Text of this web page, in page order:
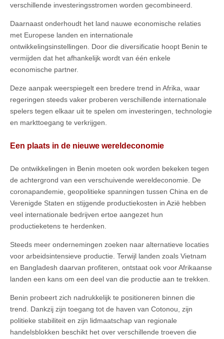
verschillende investeringsstromen worden gecombineerd.
Daarnaast onderhoudt het land nauwe economische relaties
met Europese landen en internationale
ontwikkelingsinstellingen. Door die diversificatie hoopt Benin te
vermijden dat het afhankelijk wordt van één enkele
economische partner.
Deze aanpak weerspiegelt een bredere trend in Afrika, waar
regeringen steeds vaker proberen verschillende internationale
spelers tegen elkaar uit te spelen om investeringen, technologie
en markttoegang te verkrijgen.
Een plaats in de nieuwe wereldeconomie
De ontwikkelingen in Benin moeten ook worden bekeken tegen
de achtergrond van een verschuivende wereldeconomie. De
coronapandemie, geopolitieke spanningen tussen China en de
Verenigde Staten en stijgende productiekosten in Azië hebben
veel internationale bedrijven ertoe aangezet hun
productieketens te herdenken.
Steeds meer ondernemingen zoeken naar alternatieve locaties
voor arbeidsintensieve productie. Terwijl landen zoals Vietnam
en Bangladesh daarvan profiteren, ontstaat ook voor Afrikaanse
landen een kans om een deel van die productie aan te trekken.
Benin probeert zich nadrukkelijk te positioneren binnen die
trend. Dankzij zijn toegang tot de haven van Cotonou, zijn
politieke stabiliteit en zijn lidmaatschap van regionale
handelsblokken beschikt het over verschillende troeven die